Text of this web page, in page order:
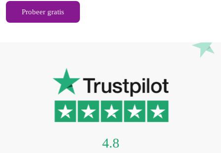
Probeer gratis
4.8